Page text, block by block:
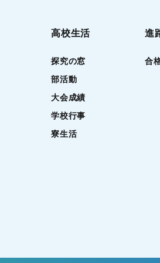
高校生活
探究の窓
部活動
大会成績
学校行事
寮生活
進
合